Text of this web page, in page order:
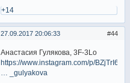
+14
44
27.09.2017 20:06:33
Анастасия Гулякова, 3F-3Lo
https://www.instagram.com/p/
… _gulyakova